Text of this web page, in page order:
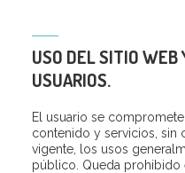
USO DEL SITIO WEB
USUARIOS.
El usuario se
contenido y servicios, sin
vigente, los usos
público. Queda